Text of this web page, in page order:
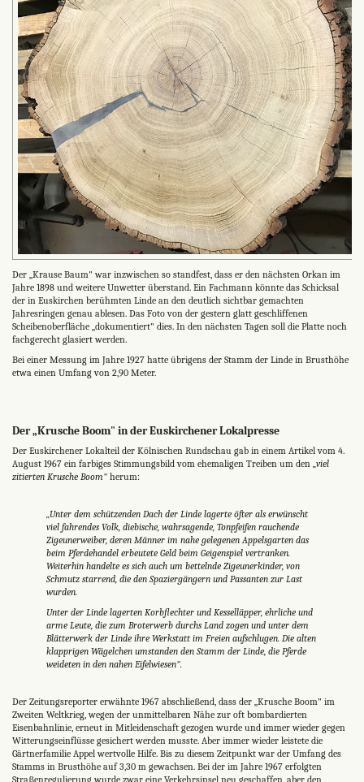
Der „Krause Baum" war inzwischen so standfest, dass er den nächsten Orkan im
Jahre 1898 und weitere Unwetter überstand. Ein Fachmann könnte das Schicksal
der in Euskirchen berühmten Linde an den deutlich sichtbar gemachten
Jahresringen genau ablesen. Das Foto von der gestern glatt geschliffenen
Scheibenoberfläche „dokumentiert" dies. In den nächsten Tagen soll die Platte noch
fachgerecht glasiert werden.
Bei einer Messung im Jahre 1927 hatte übrigens der Stamm der Linde in Brusthöhe
etwa einen Umfang von 2,90 Meter.
Der „Krusche Boom" in der Euskirchener Lokalpresse
Der Euskirchener Lokalteil der Kölnischen Rundschau gab in einem Artikel vom 4.
August 1967 ein farbiges Stimmungsbild vom ehemaligen Treiben um den „viel
zitierten Krusche Boom" herum:
„Unter dem schützenden Dach der Linde lagerte öfter als erwünscht
viel fahrendes Volk, diebische, wahrsagende, Tonpfeifen rauchende
Zigeunerweiber, deren Männer im nahe gelegenen Appelsgarten das
beim Pferdehandel erbeutete Geld beim Geigenspiel vertranken.
Weiterhin handelte es sich auch um bettelnde Zigeunerkinder, von
Schmutz starrend, die den Spaziergängern und Passanten zur Last
wurden.
Unter der Linde lagerten Korbflechter und Kesselläpper, ehrliche und
arme Leute, die zum Broterwerb durchs Land zogen und unter dem
Blätterwerk der Linde ihre Werkstatt im Freien aufschlugen. Die alten
klapprigen Wägelchen umstanden den Stamm der Linde, die Pferde
weideten in den nahen Eifelwiesen".
Der Zeitungsreporter erwähnte 1967 abschließend, dass der „Krusche Boom" im
Zweiten Weltkrieg, wegen der unmittelbaren Nähe zur oft bombardierten
Eisenbahnlinie, erneut in Mitleidenschaft gezogen wurde und immer wieder gegen
Witterungseinflüsse gesichert werden musste. Aber immer wieder leistete die
Gärtnerfamilie Appel wertvolle Hilfe. Bis zu diesem Zeitpunkt war der Umfang des
Stamms in Brusthöhe auf 3,30 m gewachsen. Bei der im Jahre 1967 erfolgten
Straßenregulierung wurde zwar eine Verkehrsinsel neu geschaffen, aber den